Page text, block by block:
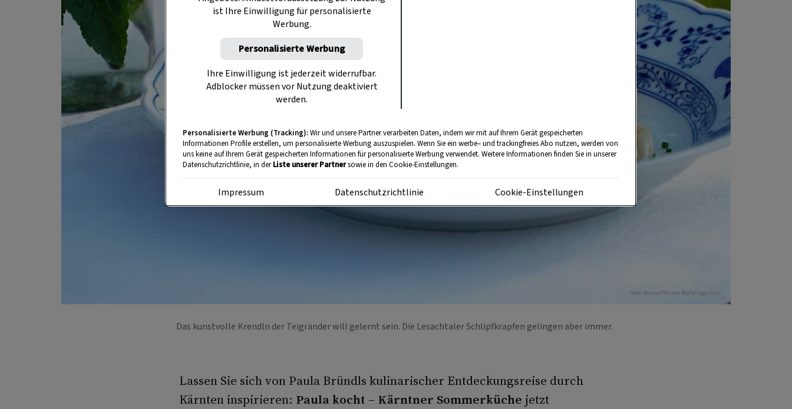
Foto: ServusTV/Lena Moik/Degn Film
Das kunstvolle Krendln der Teigränder will gelernt sein. Die Lesachtaler Schlipfkrapfen gelingen aber immer.
Lassen Sie sich von Paula Bründls kulinarischer Entdeckungsreise durch
Kärnten inspirieren: Paula kocht – Kärntner Sommerküche jetzt
ist Ihre Einwilligung für personalisierte
Werbung.
Personalisierte Werbung
Ihre Einwilligung ist jederzeit widerrufbar.
Adblocker müssen vor Nutzung deaktiviert
werden.
Personalisierte Werbung (Tracking):Wir und unsere Partner verarbeiten Daten, indem wir mit auf Ihrem Gerät gespeicherten
Informationen Profile erstellen, um personalisierte Werbung auszuspielen. Wenn Sie ein werbe– und trackingfreies Abo nutzen, werden von
uns keine auf Ihrem Gerät gespeicherten Informationen für personalisierte Werbung verwendet. Weitere Informationen finden Sie in unserer
Datenschutzrichtlinie, in derListe unserer Partnersowie in den Cookie-Einstellungen.
Impressum Datenschutzrichtlinie Cookie-Einstellungen